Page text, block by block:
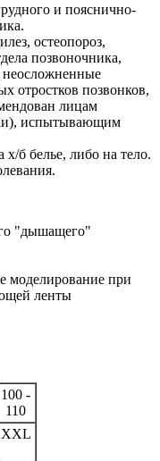
и пояснично-
остеопороз,
позвоночника,
неосложненные
отростков позвонков,
лицам
испытывающим
б белье, либо на тело.
"дышащего"
моделирование при
ленты
100 -
110
XXL